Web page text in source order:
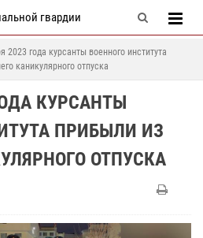
гвардии
2023 года курсанты военного института
каникулярного отпуска
КУРСАНТЫ
ПРИБЫЛИ ИЗ
ОТПУСКА